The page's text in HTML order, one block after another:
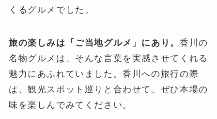
くるグルメでした。
旅の楽しみは「ご当地グルメ」にあり。 香川の
名物グルメは、そんな言葉を実感させてくれる
魅力にあふれていました。香川への旅行の際
は、観光スポット巡りと合わせて、ぜひ本場の
味を楽しんでみてください。